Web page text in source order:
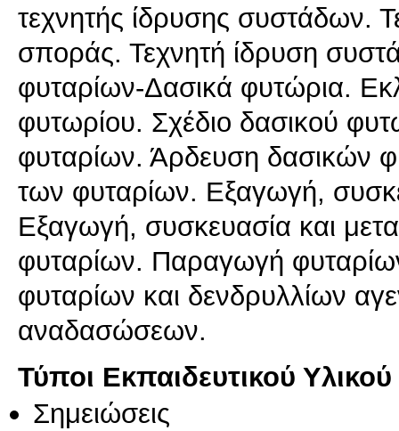
τεχνητής ίδρυσης συστάδων.
σποράς. Τεχνητή ίδρυση
φυταρίων-Δασικά φυτώρια.
φυτωρίου. Σχέδιο δασικού
φυταρίων. Άρδευση δασικών
των φυταρίων. Εξαγωγή,
Εξαγωγή, συσκευασία και
φυταρίων. Παραγωγή
φυταρίων και δενδρυλλίων
αναδασώσεων.
Τύποι Εκπαιδευτικού Υλικού
Σημειώσεις